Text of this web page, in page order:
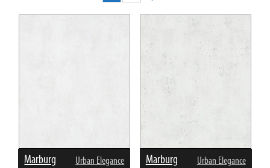
Marburg Urban Elegance Marburg Urban Elegance